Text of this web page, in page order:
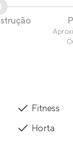
Fitness
Horta